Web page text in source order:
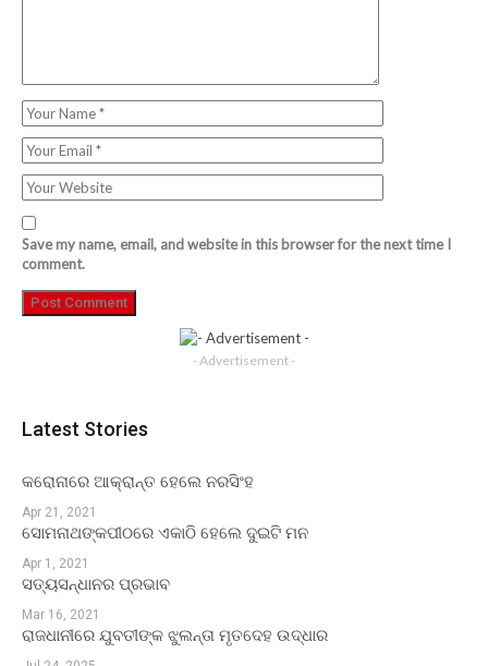
Save my name, email, and website in this browser for the next time I
comment.
- Advertisement -
Latest Stories
କରୋନାରେ ଆକ୍ରାନ୍ତ ହେଲେ ନରସିଂହ
Apr 21, 2021
ସୋମନାଥଙ୍କପୀଠରେ ଏକାଠି ହେଲେ ଦୁଇଟି ମନ
Apr 1, 2021
ସତ୍ୟସନ୍ଧାନର ପ୍ରଭାବ
Mar 16, 2021
ରାଜଧାନୀରେ ଯୁବତୀଙ୍କ ଝୁଲନ୍ତା ମୃତଦେହ ଉଦ୍ଧାର